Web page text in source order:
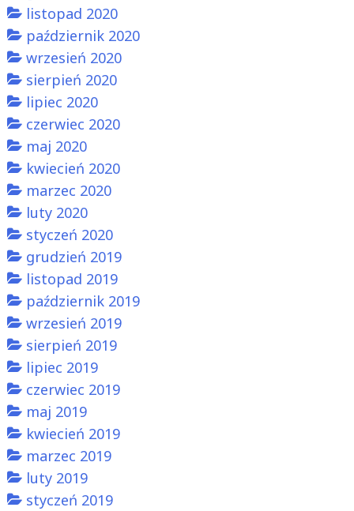
listopad 2020
październik 2020
wrzesień 2020
sierpień 2020
lipiec 2020
czerwiec 2020
maj 2020
kwiecień 2020
marzec 2020
luty 2020
styczeń 2020
grudzień 2019
listopad 2019
październik 2019
wrzesień 2019
sierpień 2019
lipiec 2019
czerwiec 2019
maj 2019
kwiecień 2019
marzec 2019
luty 2019
styczeń 2019